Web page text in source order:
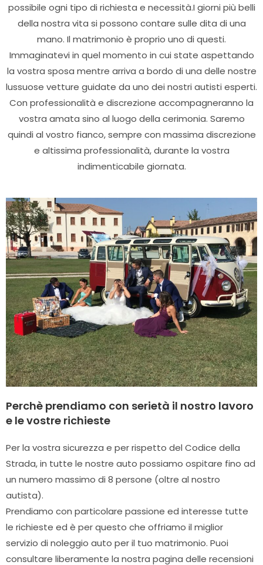
possibile ogni tipo di richiesta e necessità.I giorni più belli
della nostra vita si possono contare sulle dita di una
mano. Il matrimonio è proprio uno di questi.
Immaginatevi in quel momento in cui state aspettando
la vostra sposa mentre arriva a bordo di una delle nostre
lussuose vetture guidate da uno dei nostri autisti esperti.
Con professionalità e discrezione accompagneranno la
vostra amata sino al luogo della cerimonia. Saremo
quindi al vostro fianco, sempre con massima discrezione
e altissima professionalità, durante la vostra
indimenticabile giornata.
Perchè prendiamo con serietà il nostro lavoro
e le vostre richieste
Per la vostra sicurezza e per rispetto del Codice della
Strada, in tutte le nostre auto possiamo ospitare fino ad
un numero massimo di 8 persone (oltre al nostro
autista).
Prendiamo con particolare passione ed interesse tutte
le richieste ed è per questo che offriamo il miglior
servizio di noleggio auto per il tuo matrimonio. Puoi
consultare liberamente la nostra pagina delle recensioni